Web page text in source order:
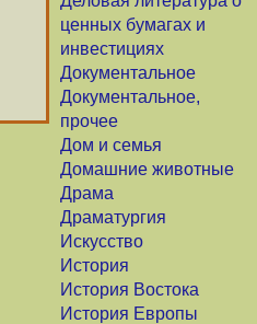
ценных бумагах и
инвестициях
Документальное
Документальное,
прочее
Дом и семья
Домашние животные
Драма
Драматургия
Искусство
История
История Востока
История Европы